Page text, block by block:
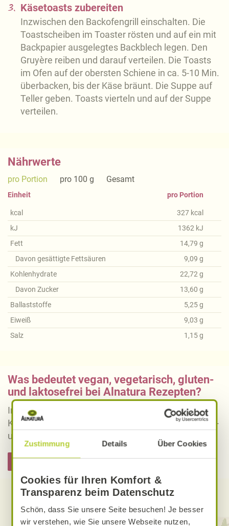
Zustimmung Details Über Cookies
Cookies für Ihren Komfort &
Transparenz beim Datenschutz
Schön, dass Sie unsere Seite besuchen! Je besser
wir verstehen, wie Sie unsere Webseite nutzen,
3. Käsetoasts zubereiten
Inzwischen den Backofengrill einschalten. Die
Toastscheiben im Toaster rösten und auf ein mit
Backpapier ausgelegtes Backblech legen. Den
Gruyère reiben und darauf verteilen. Die Toasts
im Ofen auf der obersten Schiene in ca. 5-10 Min.
überbacken, bis der Käse bräunt. Die Suppe auf
Teller geben. Toasts vierteln und auf der Suppe
verteilen.
Nährwerte
pro Portion pro 100 g Gesamt
Einheit
kcal
kJ
Fett
Davon gesättigte Fettsäuren
Kohlenhydrate
Davon Zucker
Ballaststoffe
Eiweiß
Salz
pro Portion
327 kcal
1362 kJ
14,79 g
9,09 g
22,72 g
13,60 g
5,25g
9,03 g
1,15g
Was bedeutet vegan, vegetarisch, gluten-
und laktosefrei bei Alnatura Rezepten?
Informieren Sie sich über die genaue Erklärung der
Kennzeichnung von veganen, vegetarischen, gluten-
und laktosefreien Alnatura Rezepten.
Hier informieren
Entdecken Sie weitere Rezepte